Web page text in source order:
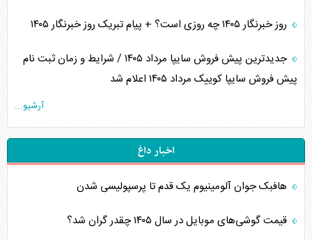
روز خبرنگار ۱۴۰۵ چه روزی است؟ + پیام تبریک روز خبرنگار ۱۴۰۵
جدیدترین پیش فروش سایپا مرداد ۱۴۰۵ / شرایط و زمان ثبت نام
پیش فروش سایپا کوییک مرداد ۱۴۰۵ اعلام شد
آرشیو...
اخبار داغ
هافبک جوان آلومینیوم یک قدم تا پرسپولیسی شدن
قیمت گوشی‌های موبایل در سال ۱۴۰۵ چقدر گران شد؟